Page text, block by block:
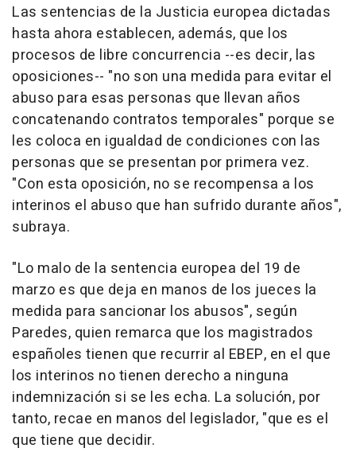
Las sentencias de la Justicia europea dictadas
hasta ahora establecen, además, que los
procesos de libre concurrencia --es decir, las
oposiciones-- "no son una medida para evitar el
abuso para esas personas que llevan años
concatenando contratos temporales" porque se
les coloca en igualdad de condiciones con las
personas que se presentan por primera vez.
"Con esta oposición, no se recompensa a los
interinos el abuso que han sufrido durante años",
subraya.
"Lo malo de la sentencia europea del 19 de
marzo es que deja en manos de los jueces la
medida para sancionar los abusos", según
Paredes, quien remarca que los magistrados
españoles tienen que recurrir al EBEP, en el que
los interinos no tienen derecho a ninguna
indemnización si se les echa. La solución, por
tanto, recae en manos del legislador, "que es el
que tiene que decidir.